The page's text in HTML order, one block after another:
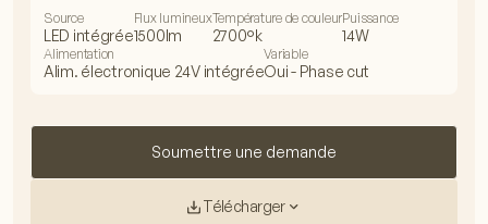
Source
LED intégrée
Flux lumineux
1500lm
Température de couleur
2700°k
Puissance
14W
Alimentation
Alim. électronique 24V intégrée
Variable
Oui - Phase cut
Soumettre une demande
Télécharger